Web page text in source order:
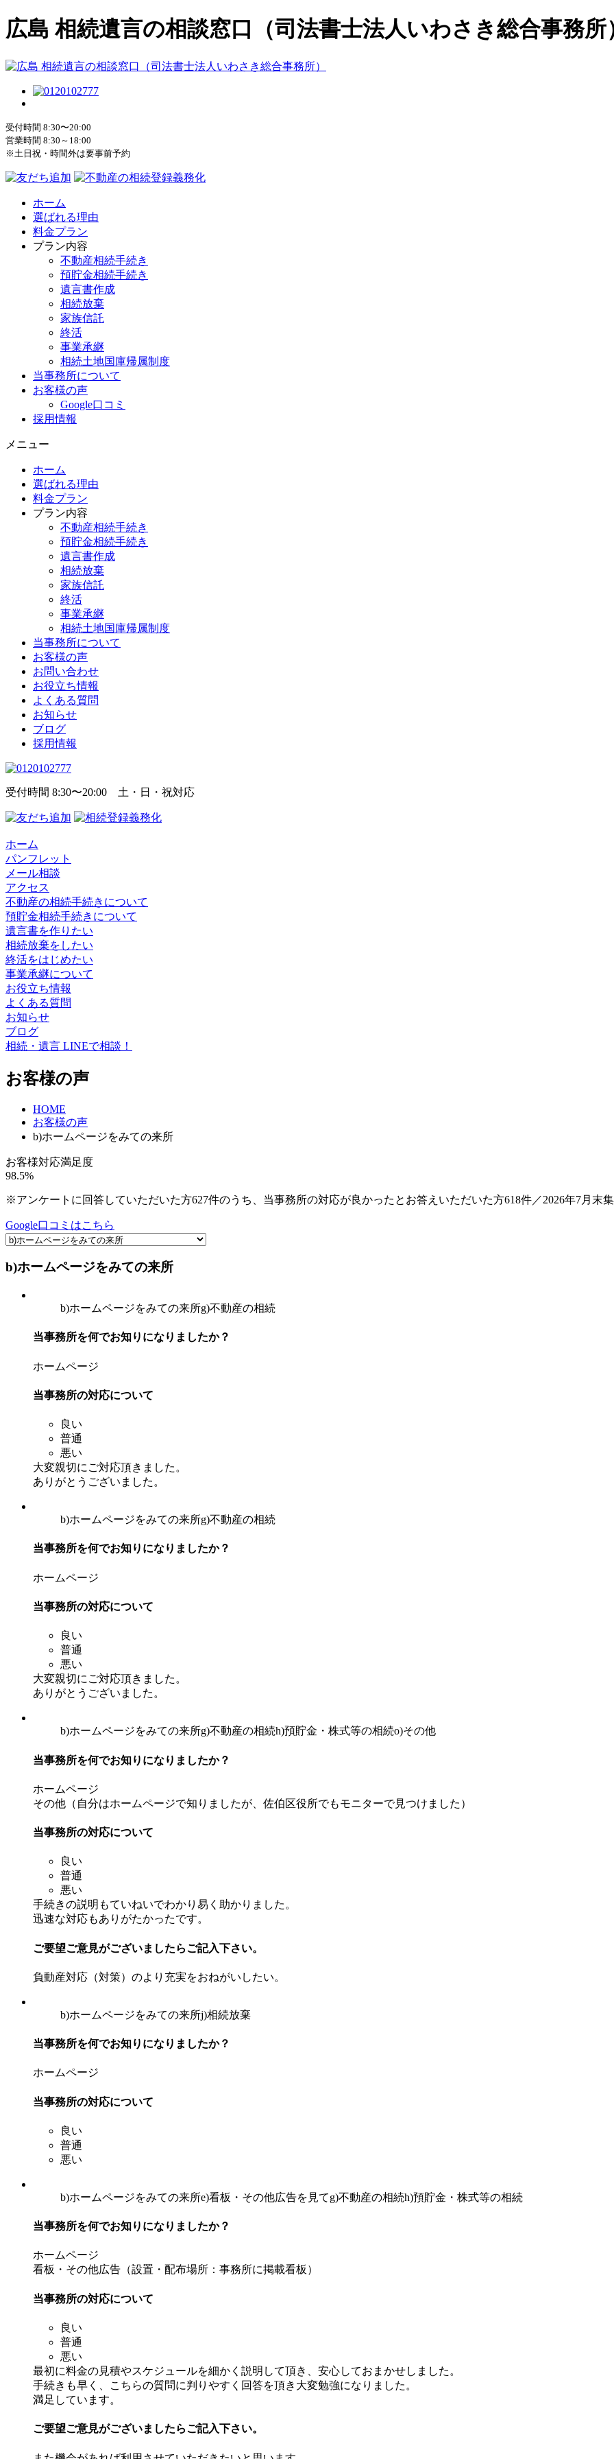
広島 相続遺言の相談窓口（司法書士法人いわさき総合事務所
受付時間 8:30〜20:00
営業時間 8:30～18:00
※土日祝・時間外は要事前予約
ホーム
選ばれる理由
料金プラン
プラン内容
不動産相続手続き
預貯金相続手続き
遺言書作成
相続放棄
家族信託
終活
事業承継
相続土地国庫帰属制度
当事務所について
お客様の声
Google口コミ
採用情報
メニュー
ホーム
選ばれる理由
料金プラン
プラン内容
不動産相続手続き
預貯金相続手続き
遺言書作成
相続放棄
家族信託
終活
事業承継
相続土地国庫帰属制度
当事務所について
お客様の声
お問い合わせ
お役立ち情報
よくある質問
お知らせ
ブログ
採用情報
受付時間 8:30〜20:00 土・日・祝対応
ホーム
パンフレット
メール相談
アクセス
不動産の相続手続きについて
預貯金相続手続きについて
遺言書を作りたい
相続放棄をしたい
終活をはじめたい
事業承継について
お役立ち情報
よくある質問
お知らせ
ブログ
相続・遺言 LINEで相談！
お客様の声
HOME
お客様の声
b)ホームページをみての来所
お客様対応満足度
98.5%
※アンケートに回答していただいた方627件のうち、当事務所の対応が良かったとお答えいただいた方618件／2026年7月末
Google口コミはこちら
b)ホームページをみての来所
b)ホームページをみての来所g)不動産の相続
当事務所を何でお知りになりましたか？
ホームページ
当事務所の対応について
良い
普通
悪い
大変親切にご対応頂きました。
ありがとうございました。
b)ホームページをみての来所g)不動産の相続
当事務所を何でお知りになりましたか？
ホームページ
当事務所の対応について
良い
普通
悪い
大変親切にご対応頂きました。
ありがとうございました。
b)ホームページをみての来所g)不動産の相続h)預貯金・株式等の相続o)その他
当事務所を何でお知りになりましたか？
ホームページ
その他（自分はホームページで知りましたが、佐伯区役所でもモニターで見つけました）
当事務所の対応について
良い
普通
悪い
手続きの説明もていねいでわかり易く助かりました。
迅速な対応もありがたかったです。
ご要望ご意見がございましたらご記入下さい。
負動産対応（対策）のより充実をおねがいしたい。
b)ホームページをみての来所j)相続放棄
当事務所を何でお知りになりましたか？
ホームページ
当事務所の対応について
良い
普通
悪い
b)ホームページをみての来所e)看板・その他広告を見てg)不動産の相続h)預貯金・株式等の相続
当事務所を何でお知りになりましたか？
ホームページ
看板・その他広告（設置・配布場所：事務所に掲載看板）
当事務所の対応について
良い
普通
悪い
最初に料金の見積やスケジュールを細かく説明して頂き、安心しておまかせしました。
手続きも早く、こちらの質問に判りやすく回答を頂き大変勉強になりました。
満足しています。
ご要望ご意見がございましたらご記入下さい。